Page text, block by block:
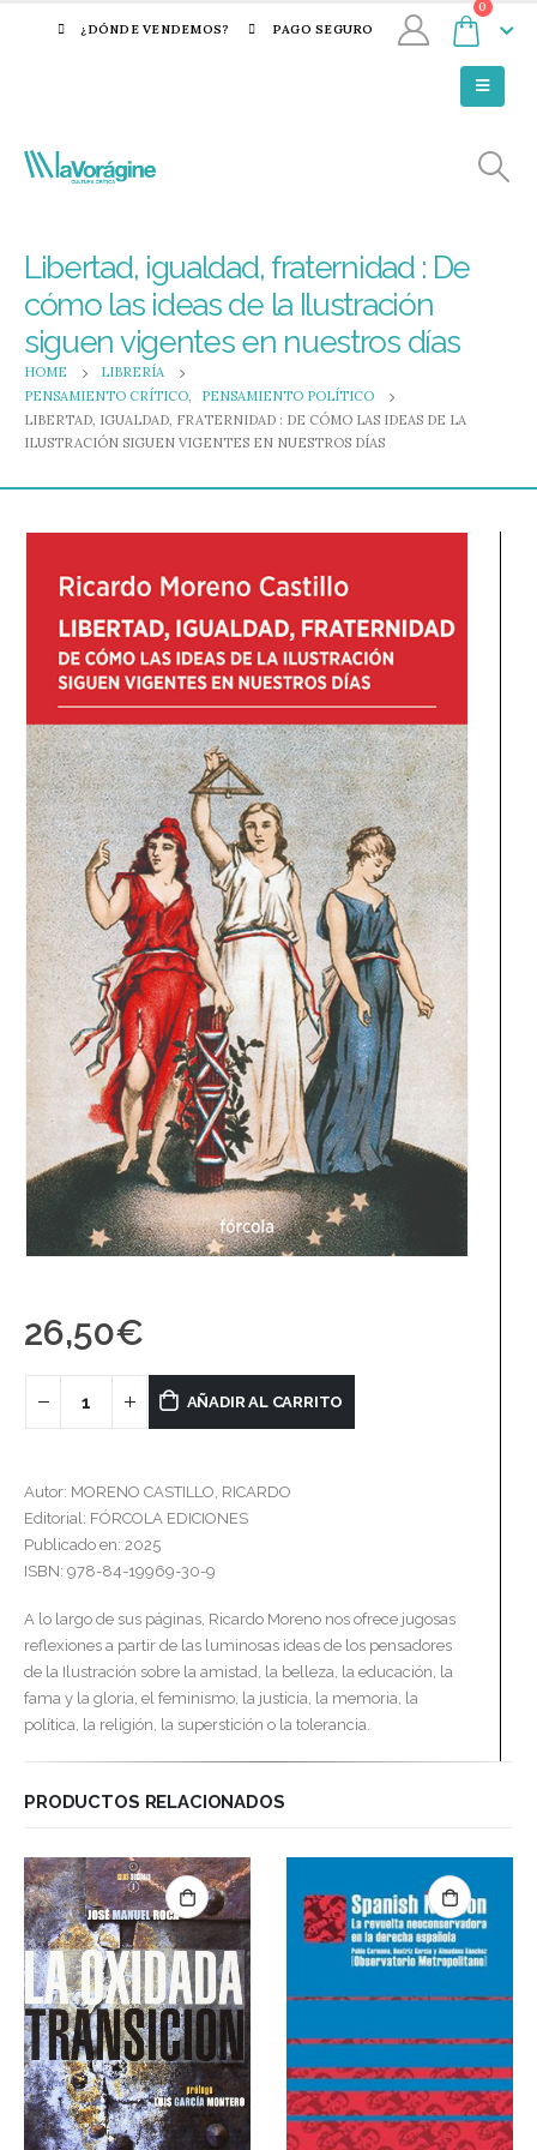
¿DÓNDE VENDEMOS? PAGO SEGURO
0
Libertad, igualdad, fraternidad : De
cómo las ideas de la Ilustración
siguen vigentes en nuestros días
HOME
LIBRERÍA
PENSAMIENTO CRÍTICO,
PENSAMIENTO POLÍTICO
LIBERTAD, IGUALDAD, FRATERNIDAD : DE CÓMO LAS IDEAS DE LA
ILUSTRACIÓN SIGUEN VIGENTES EN NUESTROS DÍAS
26,50€
AÑADIR AL CARRITO
Autor: MORENO CASTILLO, RICARDO
Editorial: FÓRCOLA EDICIONES
Publicado en: 2025
ISBN: 978-84-19969-30-9
A lo largo de sus páginas, Ricardo Moreno nos ofrece jugosas
reflexiones a partir de las luminosas ideas de los pensadores
de la Ilustración sobre la amistad, la belleza, la educación, la
fama y la gloria, el feminismo, la justicia, la memoria, la
política, la religión, la superstición o la tolerancia.
PRODUCTOS RELACIONADOS